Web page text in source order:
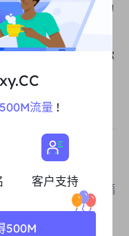
流量住宅代理，都为
，不再担心IP被限
级代理服务，你将不
。现在是时候升级你
数据抓取体验了！
下一篇
500M流量 !
客户支持
500M